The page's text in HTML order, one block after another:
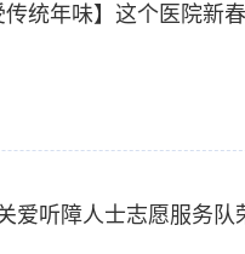
传统年味】这个医院新
爱听障人士志愿服务